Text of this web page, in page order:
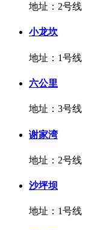
地址：2号线
小龙坎
地址：1号线
六公里
地址：3号线
谢家湾
地址：2号线
沙坪坝
地址：1号线